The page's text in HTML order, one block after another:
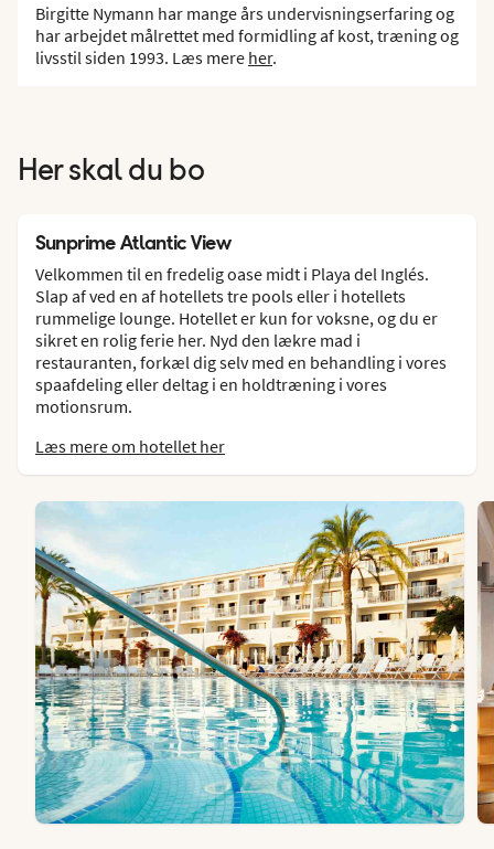
Birgitte Nymann har mange års undervisningserfaring og
har arbejdet målrettet med formidling af kost, træning og
livsstil siden 1993. Læs mere her.
Her skal du bo
Sunprime Atlantic View
Velkommen til en fredelig oase midt i Playa del Inglés.
Slap af ved en af hotellets tre pools eller i hotellets
rummelige lounge. Hotellet er kun for voksne, og du er
sikret en rolig ferie her. Nyd den lækre mad i
restauranten, forkæl dig selv med en behandling i vores
spaafdeling eller deltag i en holdtræning i vores
motionsrum.
Læs mere om hotellet her